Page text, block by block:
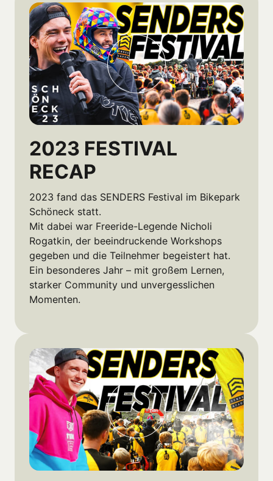
2023 FESTIVAL
RECAP
2023 fand das SENDERS Festival im Bikepark
Schöneck statt.
Mit dabei war Freeride-Legende Nicholi
Rogatkin, der beeindruckende Workshops
gegeben und die Teilnehmer begeistert hat.
Ein besonderes Jahr – mit großem Lernen,
starker Community und unvergesslichen
Momenten.